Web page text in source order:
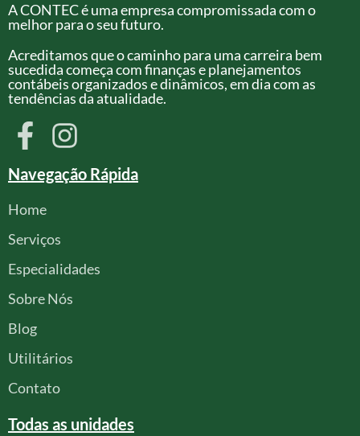
A CONTEC é uma empresa compromissada com o
melhor para o seu futuro.
Acreditamos que o caminho para uma carreira bem
sucedida começa com finanças e planejamentos
contábeis organizados e dinâmicos, em dia com as
tendências da atualidade.
Navegação Rápida
Home
Serviços
Especialidades
Sobre Nós
Blog
Utilitários
Contato
Todas as unidades